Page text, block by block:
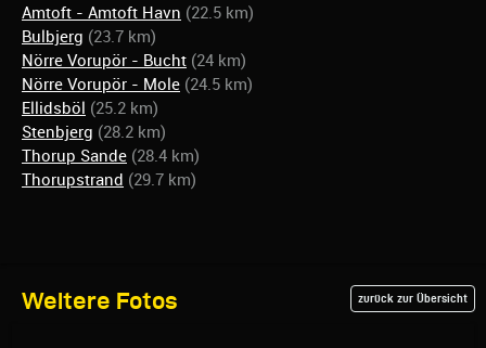
Amtoft - Amtoft Havn (22.5 km)
Bulbjerg (23.7 km)
Nörre Vorupör - Bucht (24 km)
Nörre Vorupör - Mole (24.5 km)
Ellidsböl (25.2 km)
Stenbjerg (28.2 km)
Thorup Sande (28.4 km)
Thorupstrand (29.7 km)
Weitere Fotos zurück zur Übersicht